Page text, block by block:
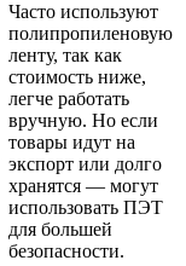
Часто используют
полипропиленовую
ленту, так как
стоимость ниже,
легче работать
вручную. Но если
товары идут на
экспорт или долго
хранятся — могут
использовать ПЭТ
для большей
безопасности.